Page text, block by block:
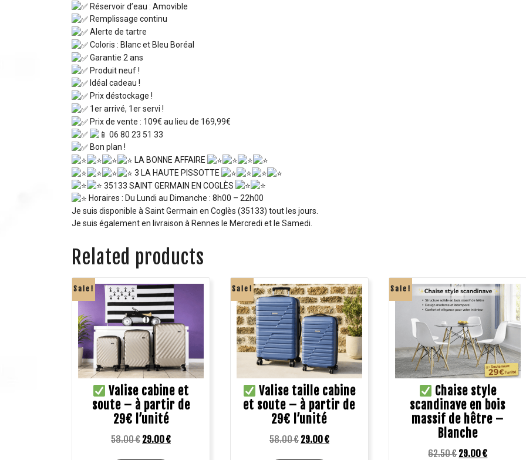
Réservoir d’eau : Amovible
Remplissage continu
Alerte de tartre
Coloris : Blanc et Bleu Boréal
Garantie 2 ans
Produit neuf !
Idéal cadeau !
Prix déstockage !
1er arrivé, 1er servi !
Prix de vente : 109€ au lieu de 169,99€
06 80 23 51 33
Bon plan !
LA BONNE AFFAIRE
3 LA HAUTE PISSOTTE
35133 SAINT GERMAIN EN COGLÈS
Horaires : Du Lundi au Dimanche : 8h00 – 22h00
Je suis disponible à Saint Germain en Coglès (35133) tout les jours.
Je suis également en livraison à Rennes le Mercredi et le Samedi.
Related products
Sale!
Valise cabine et
soute – à partir de
29€ l’unité
58.00€ 29.00€
Sale!
Valise taille cabine
et soute – à partir de
29€ l’unité
58.00€ 29.00€
Sale!
Chaise style
scandinave en bois
massif de hêtre –
Blanche
62.50€29.00€